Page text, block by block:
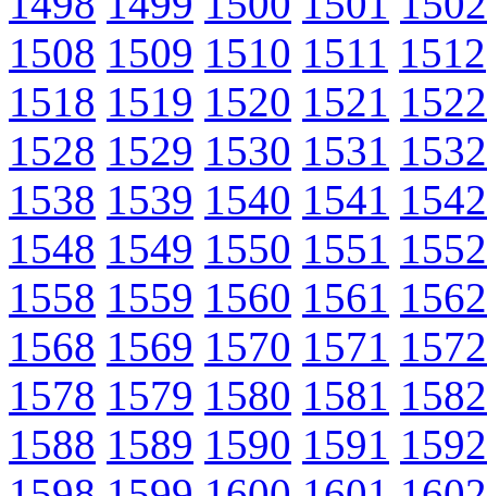
1508 1509 1510 1511 1512
1518 1519 1520 1521 1522
1528 1529 1530 1531 1532
1538 1539 1540 1541 1542
1548 1549 1550 1551 1552
1558 1559 1560 1561 1562
1568 1569 1570 1571 1572
1578 1579 1580 1581 1582
1588 1589 1590 1591 1592